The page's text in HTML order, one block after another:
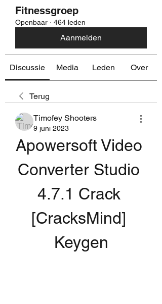
Fitnessgroep
Openbaar · 464 leden
Aanmelden
Discussie Media Leden Over
Terug
Timofey Shooters
9 juni 2023
Apowersoft Video
Converter Studio
4.7.1 Crack
[CracksMind]
Keygen